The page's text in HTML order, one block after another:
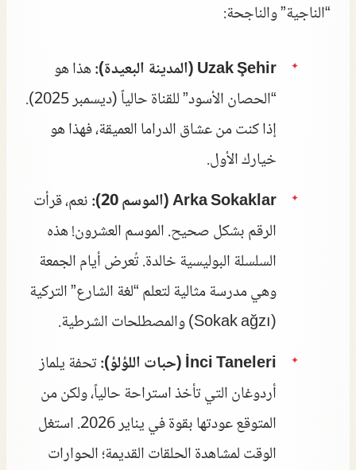
“الناجية” والناجحة:
Uzak Şehir (المدينة البعيدة):
هذا هو
“الحصان الأسود” للقناة حالياً (ديسمبر 2025).
إذا كنت من عشاق الدراما العميقة، فهذا هو
خيارك الأول.
Arka Sokaklar (الموسم 20):
نعم، قرأت
الرقم بشكل صحيح. الموسم العشرون! هذه
السلسلة البوليسية خالدة. تُعرض أيام الجمعة
وهي مدرسة مثالية لتعلم “لغة الشارع” التركية
(Sokak ağzı) والمصطلحات الشرطية.
İnci Taneleri (حبات اللؤلؤ):
تحفة يلماز
أردوغان التي تأخذ استراحة حالياً، ولكن من
المتوقع عودتها بقوة في يناير 2026. استغل
الوقت لمشاهدة الحلقات القديمة؛ الحوارات